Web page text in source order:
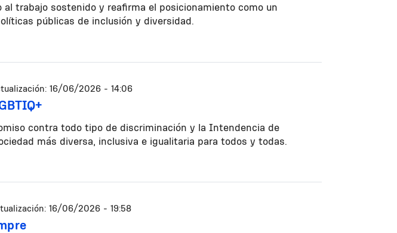
trabajo sostenido y reafirma el posicionamiento como un
públicas de inclusión y diversidad.
16/06/2026 - 14:06
contra todo tipo de discriminación y la Intendencia de
más diversa, inclusiva e igualitaria para todos y todas.
16/06/2026 - 19:58